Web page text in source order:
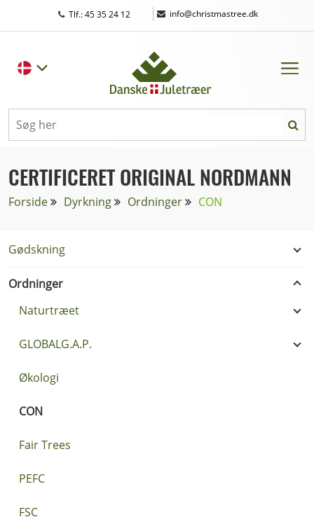
Tlf.: 45 35 24 12 | info@christmastree.dk
CERTIFICERET ORIGINAL NORDMANN
Forside Dyrkning Ordninger CON
Gødskning
Ordninger
Naturtræet
GLOBALG.A.P.
Økologi
CON
Fair Trees
PEFC
FSC